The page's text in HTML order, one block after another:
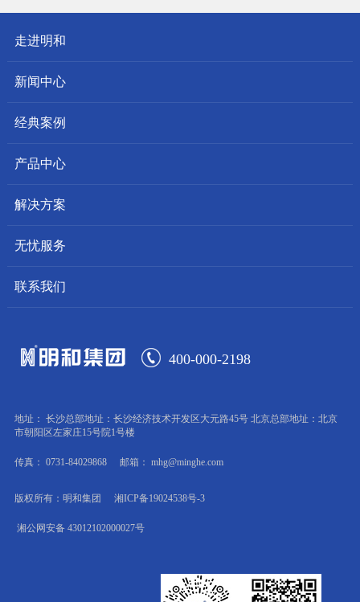
走进明和
新闻中心
经典案例
产品中心
解决方案
无忧服务
联系我们
400-000-2198
地址： 长沙总部地址：长沙经济技术开发区大元路45号 北京总部地址：北京
市朝阳区左家庄15号院1号楼
传真： 0731-84029868 邮箱： mhg@minghe.com
版权所有：明和集团 湘ICP备19024538号-3
湘公网安备 43012102000027号